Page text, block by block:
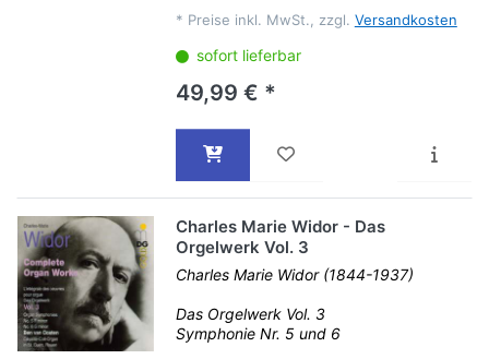
* Preise inkl. MwSt., zzgl. Versandkosten
sofort lieferbar
49,99 € *
Charles Marie Widor - Das
Orgelwerk Vol. 3
Charles Marie Widor (1844-1937)
Das Orgelwerk Vol. 3
Symphonie Nr. 5 und 6